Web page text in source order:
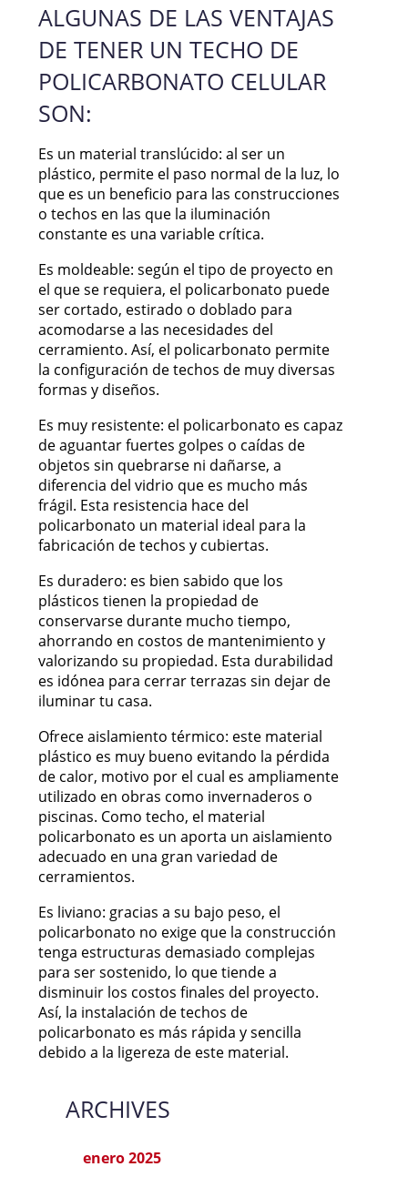
ALGUNAS DE LAS VENTAJAS
DE TENER UN TECHO DE
POLICARBONATO CELULAR
SON:
Es un material translúcido: al ser un
plástico, permite el paso normal de la luz, lo
que es un beneficio para las construcciones
o techos en las que la iluminación
constante es una variable crítica.
Es moldeable: según el tipo de proyecto en
el que se requiera, el policarbonato puede
ser cortado, estirado o doblado para
acomodarse a las necesidades del
cerramiento. Así, el policarbonato permite
la configuración de techos de muy diversas
formas y diseños.
Es muy resistente: el policarbonato es capaz
de aguantar fuertes golpes o caídas de
objetos sin quebrarse ni dañarse, a
diferencia del vidrio que es mucho más
frágil. Esta resistencia hace del
policarbonato un material ideal para la
fabricación de techos y cubiertas.
Es duradero: es bien sabido que los
plásticos tienen la propiedad de
conservarse durante mucho tiempo,
ahorrando en costos de mantenimiento y
valorizando su propiedad. Esta durabilidad
es idónea para cerrar terrazas sin dejar de
iluminar tu casa.
Ofrece aislamiento térmico: este material
plástico es muy bueno evitando la pérdida
de calor, motivo por el cual es ampliamente
utilizado en obras como invernaderos o
piscinas. Como techo, el material
policarbonato es un aporta un aislamiento
adecuado en una gran variedad de
cerramientos.
Es liviano: gracias a su bajo peso, el
policarbonato no exige que la construcción
tenga estructuras demasiado complejas
para ser sostenido, lo que tiende a
disminuir los costos finales del proyecto.
Así, la instalación de techos de
policarbonato es más rápida y sencilla
debido a la ligereza de este material.
ARCHIVES
enero 2025